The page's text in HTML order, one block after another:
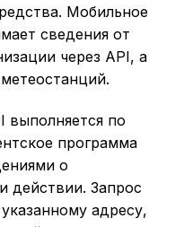
Мобильное
сведения от
через API, а
выполняется по
программа
о
действии. Запрос
адресу,